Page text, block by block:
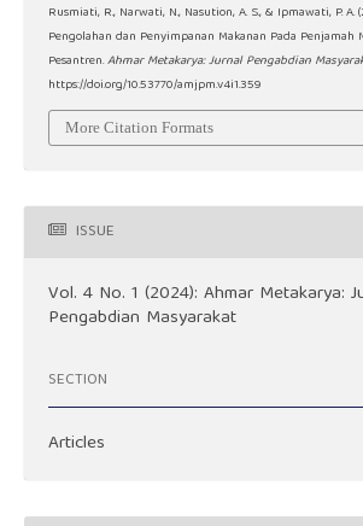
Rusmiati, R., Narwati, N., Nasution, A. S., & Ipmawati, P.
Pengolahan dan Penyimpanan Makanan Pada Penjamah
Pesantren.Ahmar Metakarya: Jurnal Pengabdian
https://doi.org/10.53770/amjpm.v4i1.359
More Citation Formats
ISSUE
Vol. 4 No. 1 (2024): Ahmar Metakarya:
Pengabdian Masyarakat
SECTION
Articles